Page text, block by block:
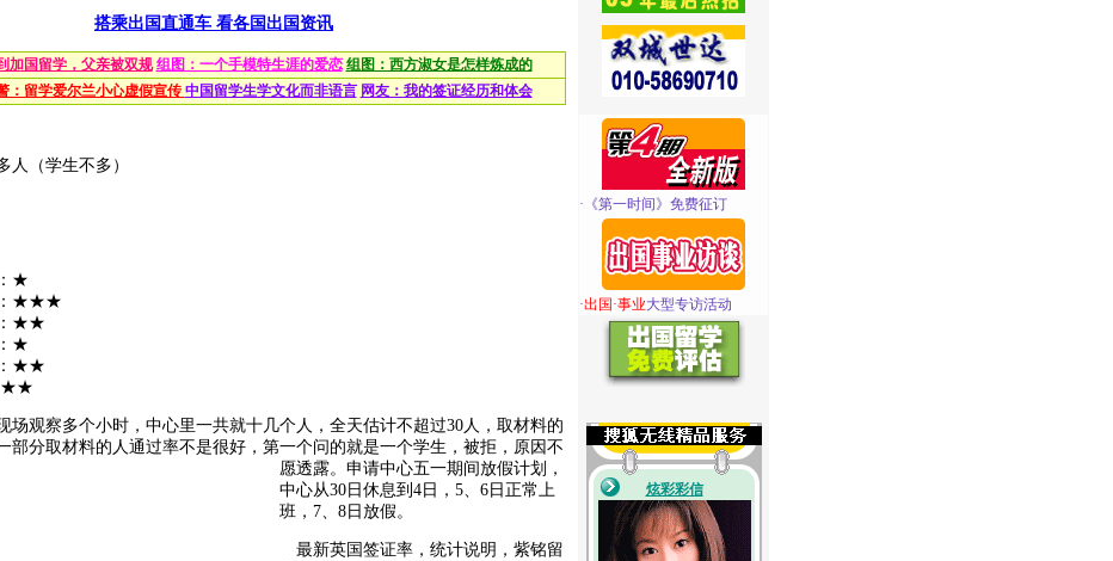
搭乘出国直通车 看各国出国资讯
加国留学，父亲被双规 组图：一个手模特生涯的爱恋 组图：西方淑女是怎样炼成的
：留学爱尔兰小心虚假宣传 中国留学生学文化而非语言 网友：我的签证经历和体会
人（学生不多）
★
★★★
★★
★
★★
观察多个小时，中心里一共就十几个人，全天估计不超过30人，取材料的
部分取材料的人通过率不是很好，第一个问的就是一个学生，被拒，原因不
愿透露。 申请中心五一期间放假计划，
中心从30日休息到4日，5、6日正常上
班，7、8日放假。
最新英国签证率，统计说明，紫铭留
· 《第一时间》免费征订
·出国·事业大型专访活动